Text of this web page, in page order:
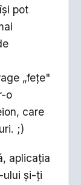
pot
„fețe"
o
care
;)
aplicaţia
ului și-ţi